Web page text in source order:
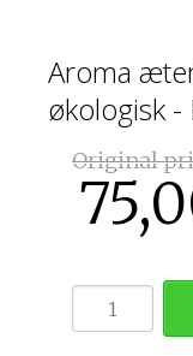
Aroma
økologisk -
Original